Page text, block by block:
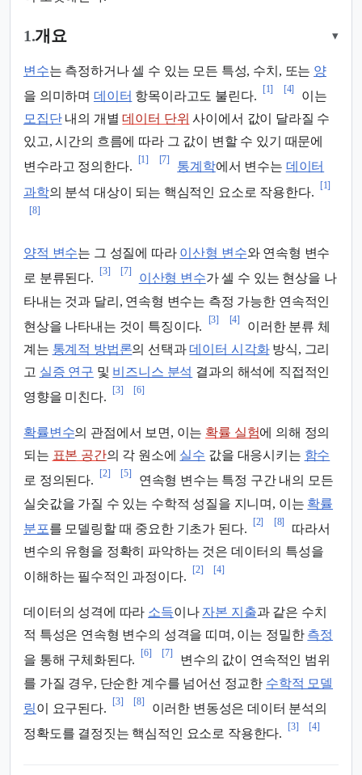
1.개요 ▾
변수는 측정하거나 셀 수 있는 모든 특성, 수치, 또는 양
을 의미하며 데이터 항목이라고도 불린다.
[1] [4]
이는
모집단내의 개별데이터 단위 사이에서 값이 달라질 수
있고, 시간의 흐름에 따라 그 값이 변할 수 있기 때문에
변수라고 정의한다.
[1] [7]
통계학에서 변수는 데이터
과학의 분석 대상이 되는 핵심적인 요소로 작용한다.
[1]
[8]
양적 변수는 그 성질에 따라 이산형 변수와 연속형 변수
로 분류된다.
[3] [7]
이산형 변수가 셀 수 있는 현상을 나
타내는 것과 달리, 연속형 변수는 측정 가능한 연속적인
현상을 나타내는 것이 특징이다.
[3] [4]
이러한 분류 체
계는 통계적 방법론의 선택과데이터 시각화방식, 그리
고 실증 연구 및 비즈니스 분석 결과의 해석에 직접적인
영향을 미친다.
[3] [6]
확률변수의 관점에서 보면, 이는 확률 실험에 의해 정의
되는 표본 공간의 각 원소에 실수 값을 대응시키는 함수
로 정의된다.
[2] [5]
연속형 변수는 특정 구간 내의 모든
실숫값을 가질 수 있는 수학적 성질을 지니며, 이는 확률
분포를 모델링할 때 중요한 기초가 된다.
[2] [8]
따라서
변수의 유형을 정확히 파악하는 것은 데이터의 특성을
이해하는 필수적인 과정이다.
[2] [4]
데이터의 성격에 따라 소득이나 자본 지출과 같은 수치
적 특성은 연속형 변수의 성격을 띠며, 이는 정밀한 측정
을 통해 구체화된다.
[6] [7]
변수의 값이 연속적인 범위
를 가질 경우, 단순한 계수를 넘어선 정교한 수학적 모델
링이 요구된다.
[3] [8]
이러한 변동성은 데이터 분석의
정확도를 결정짓는 핵심적인 요소로 작용한다.
[3] [4]